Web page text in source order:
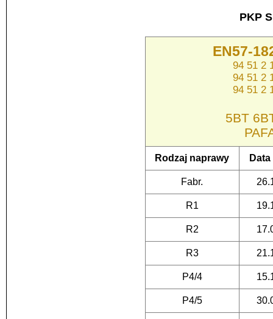
PKP
EN57-
94 51
94 51
94 51
5BT
Rodzaj naprawy
Fabr.
R1
R2
R3
P4/4
P4/5